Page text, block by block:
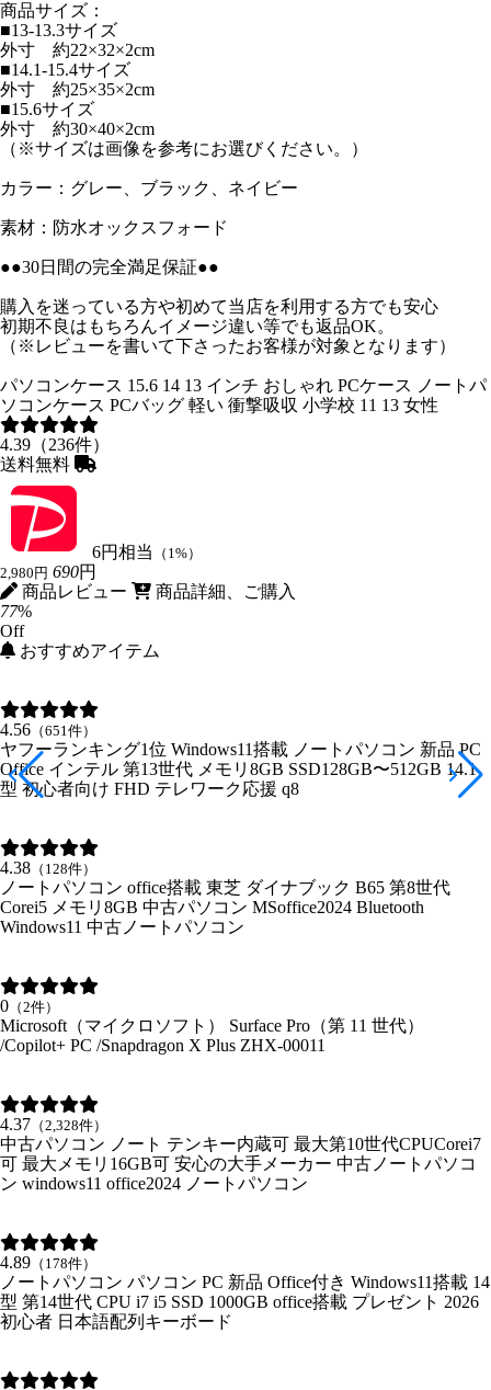
商品サイズ：
■13-13.3サイズ
外寸 約22×32×2cm
■14.1-15.4サイズ
外寸 約25×35×2cm
■15.6サイズ
外寸 約30×40×2cm
（※サイズは画像を参考にお選びください。）
カラー：グレー、ブラック、ネイビー
素材：防水オックスフォード
●●30日間の完全満足保証●●
購入を迷っている方や初めて当店を利用する方でも安心
初期不良はもちろんイメージ違い等でも返品OK。
（※レビューを書いて下さったお客様が対象となります）
パソコンケース 15.6 14 13 インチ おしゃれ PCケース ノートパ
ソコンケース PCバッグ 軽い 衝撃吸収 小学校 11 13 女性
4.39（236件）
送料無料
6円相当
（1%）
2,980円 690円
商品レビュー
商品詳細、ご購入
77%
Off
おすすめアイテム
4.56 （651件）
ヤフーランキング1位 Windows11搭載 ノートパソコン 新品 PC
Office インテル 第13世代 メモリ8GB SSD128GB〜512GB 14.1
型 初心者向け FHD テレワーク応援 q8
4.38 （128件）
ノートパソコン office搭載 東芝 ダイナブック B65 第8世代
Corei5 メモリ8GB 中古パソコン MSoffice2024 Bluetooth
Windows11 中古ノートパソコン
0 （2件）
Microsoft（マイクロソフト） Surface Pro（第 11 世代）
/Copilot+ PC /Snapdragon X Plus ZHX-00011
4.37 （2,328件）
中古パソコン ノート テンキー内蔵可 最大第10世代CPUCorei7
可 最大メモリ16GB可 安心の大手メーカー 中古ノートパソコ
ン windows11 office2024 ノートパソコン
4.89 （178件）
ノートパソコン パソコン PC 新品 Office付き Windows11搭載 14
型 第14世代 CPU i7 i5 SSD 1000GB office搭載 プレゼント 2026
初心者 日本語配列キーボード